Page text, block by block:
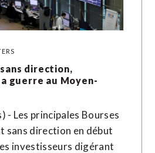
direction,
guerre au Moyen-
- Les principales Bourses
sans direction en début
investisseurs digérant